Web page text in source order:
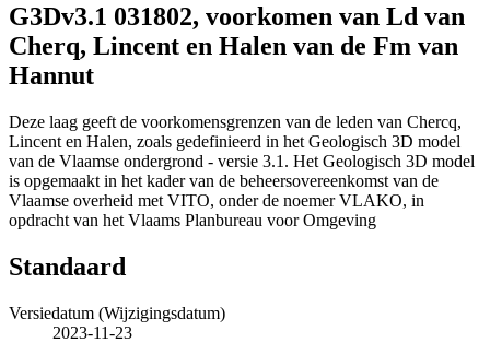
G3Dv3.1 031802, voorkomen van Ld van
Cherq, Lincent en Halen van de Fm van
Hannut
Deze laag geeft de voorkomensgrenzen van de leden van Chercq,
Lincent en Halen, zoals gedefinieerd in het Geologisch 3D model
van de Vlaamse ondergrond - versie 3.1. Het Geologisch 3D model
is opgemaakt in het kader van de beheersovereenkomst van de
Vlaamse overheid met VITO, onder de noemer VLAKO, in
opdracht van het Vlaams Planbureau voor Omgeving
Standaard
Versiedatum (Wijzigingsdatum)
2023-11-23